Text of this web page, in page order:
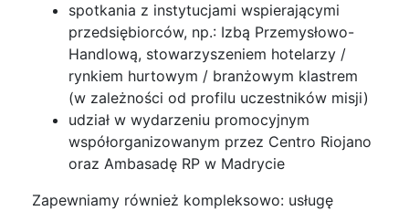
spotkania z instytucjami wspierającymi
przedsiębiorców, np.: Izbą Przemysłowo-
Handlową, stowarzyszeniem hotelarzy /
rynkiem hurtowym / branżowym klastrem
(w zależności od profilu uczestników misji)
udział w wydarzeniu promocyjnym
współorganizowanym przez Centro Riojano
oraz Ambasadę RP w Madrycie
Zapewniamy również kompleksowo: usługę